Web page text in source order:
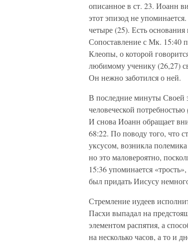
описанное в ст. 23. Иоанн
этот эпизод не
четыре (25). Есть основания
Сопоставление с Мк. 15:40
Клеопы, о которой
любимому ученику (26,27)
Он нежно заботился о ней.
В последние минуты Своей
человеческой потребностью
И снова Иоанн обращает
68:22. По поводу того, что
уксусом, возникла
но это маловероятно,
15:36 упоминается
был придать Иисусу
Стремление иудеев
Пасхи выпадал на
элементом распятия, а
на несколько часов, а то и